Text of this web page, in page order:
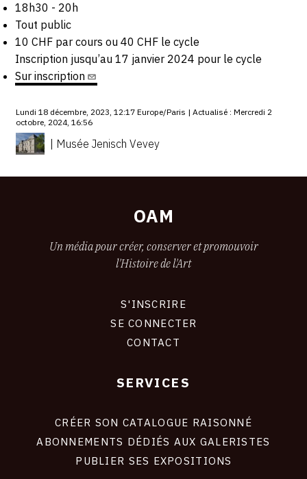
18h30 - 20h
Tout public
10 CHF par cours ou 40 CHF le cycle
Inscription jusqu’au 17 janvier 2024 pour le cycle
Surinscription
Lundi 18 décembre, 2023, 12:17 Europe/Paris | Actualisé : Mercredi 2
octobre, 2024, 16:56
| Musée Jenisch Vevey
OAM
Un média pour créer, conserver et promouvoir
l'Histoire de l'Art
S'INSCRIRE
SE CONNECTER
CONTACT
SERVICES
CRÉER SON CATALOGUE RAISONNÉ
ABONNEMENTS DÉDIÉS AUX GALERISTES
PUBLIER SES EXPOSITIONS